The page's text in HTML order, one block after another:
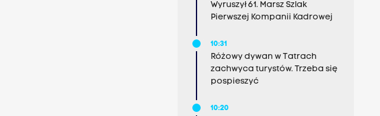
Wyruszył 61. Marsz Szlak
Pierwszej Kompanii Kadrowej
10:31
Różowy dywan w Tatrach
zachwyca turystów. Trzeba się
pospieszyć
10:20